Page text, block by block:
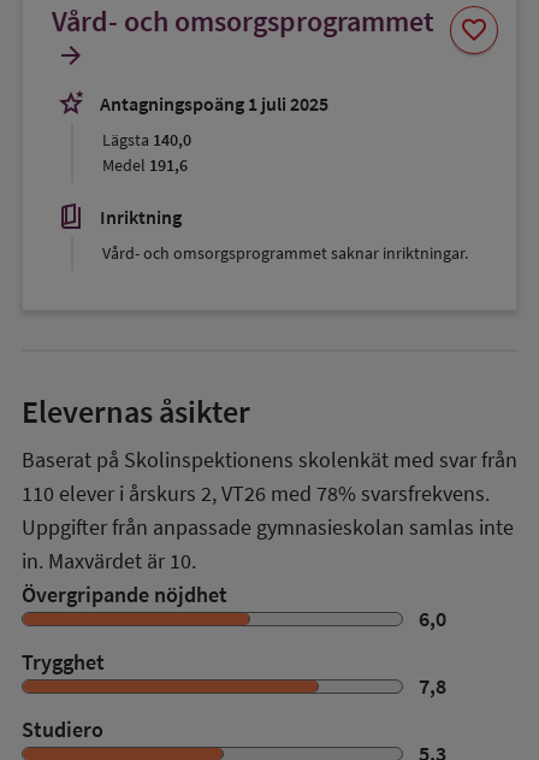
Vård- och omsorgsprogrammet
arrow_forward
stars_2
Antagningspoäng 1 juli 2025
Lägsta 140,0
Medel 191,6
book_5 Inriktning
Vård- och omsorgsprogrammet saknar inriktningar.
favorite
Spara
som
Elevernas åsikter
Baserat på Skolinspektionens skolenkät med svar från
110 elever i årskurs 2,VT26 med 78% svarsfrekvens.
Uppgifter från anpassade gymnasieskolan samlas inte
in. Maxvärdet är 10.
Övergripande nöjdhet
6,0
Trygghet
7,8
Studiero
5,3